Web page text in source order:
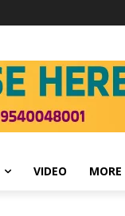
VIDEO MORE